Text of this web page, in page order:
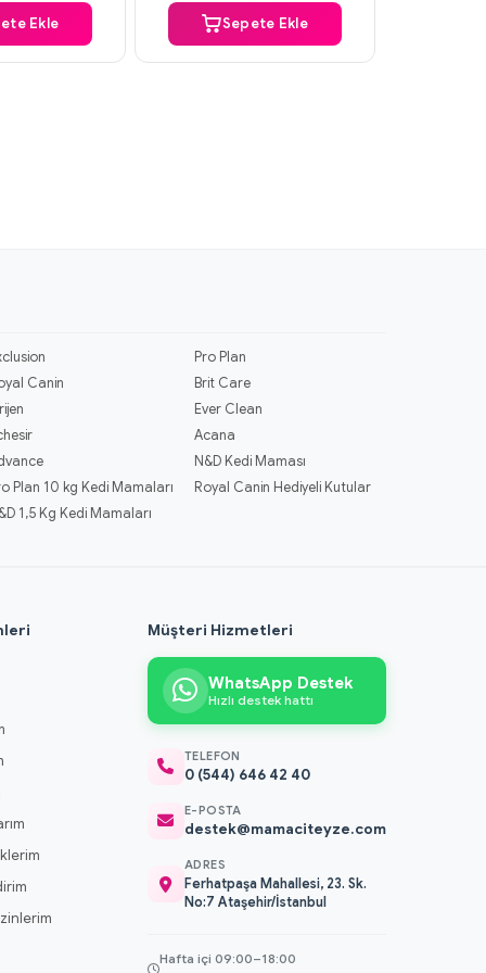
Ekle Sepete Ekle
Pro Plan
Canin
Brit Care
Ever Clean
Acana
N&D Kedi Maması
Plan 10 kg Kedi Mamaları
Royal Canin Hediyeli Kutular
1,5 Kg Kedi Mamaları
Müşteri Hizmetleri
WhatsApp Destek
Hızlı destek hattı
TELEFON
0 (544) 646 42 40
E-POSTA
destek@mamaciteyze.com
ADRES
Ferhatpaşa Mahallesi, 23. Sk.
No:7 Ataşehir/İstanbul
Hafta içi 09:00–18:00